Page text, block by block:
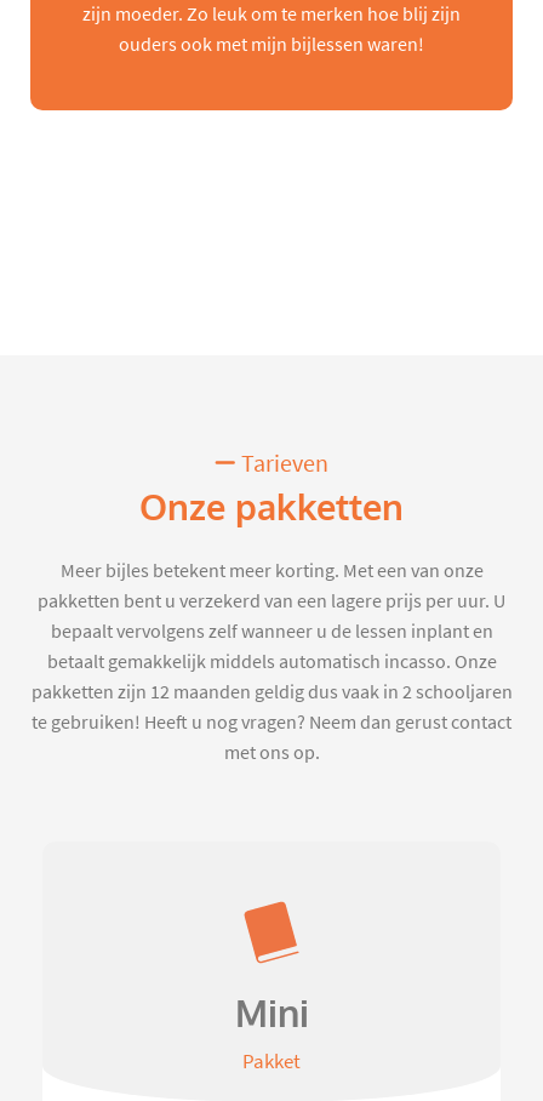
zijn moeder. Zo leuk om te merken hoe blij zijn
ouders ook met mijn bijlessen waren!
Tarieven
Onze pakketten
Meer bijles betekent meer korting. Met een van onze
pakketten bent u verzekerd van een lagere prijs per uur. U
bepaalt vervolgens zelf wanneer u de lessen inplant en
betaalt gemakkelijk middels automatisch incasso. Onze
pakketten zijn 12 maanden geldig dus vaak in 2 schooljaren
te gebruiken! Heeft u nog vragen? Neem dan gerust contact
met ons op.
Mini
Pakket